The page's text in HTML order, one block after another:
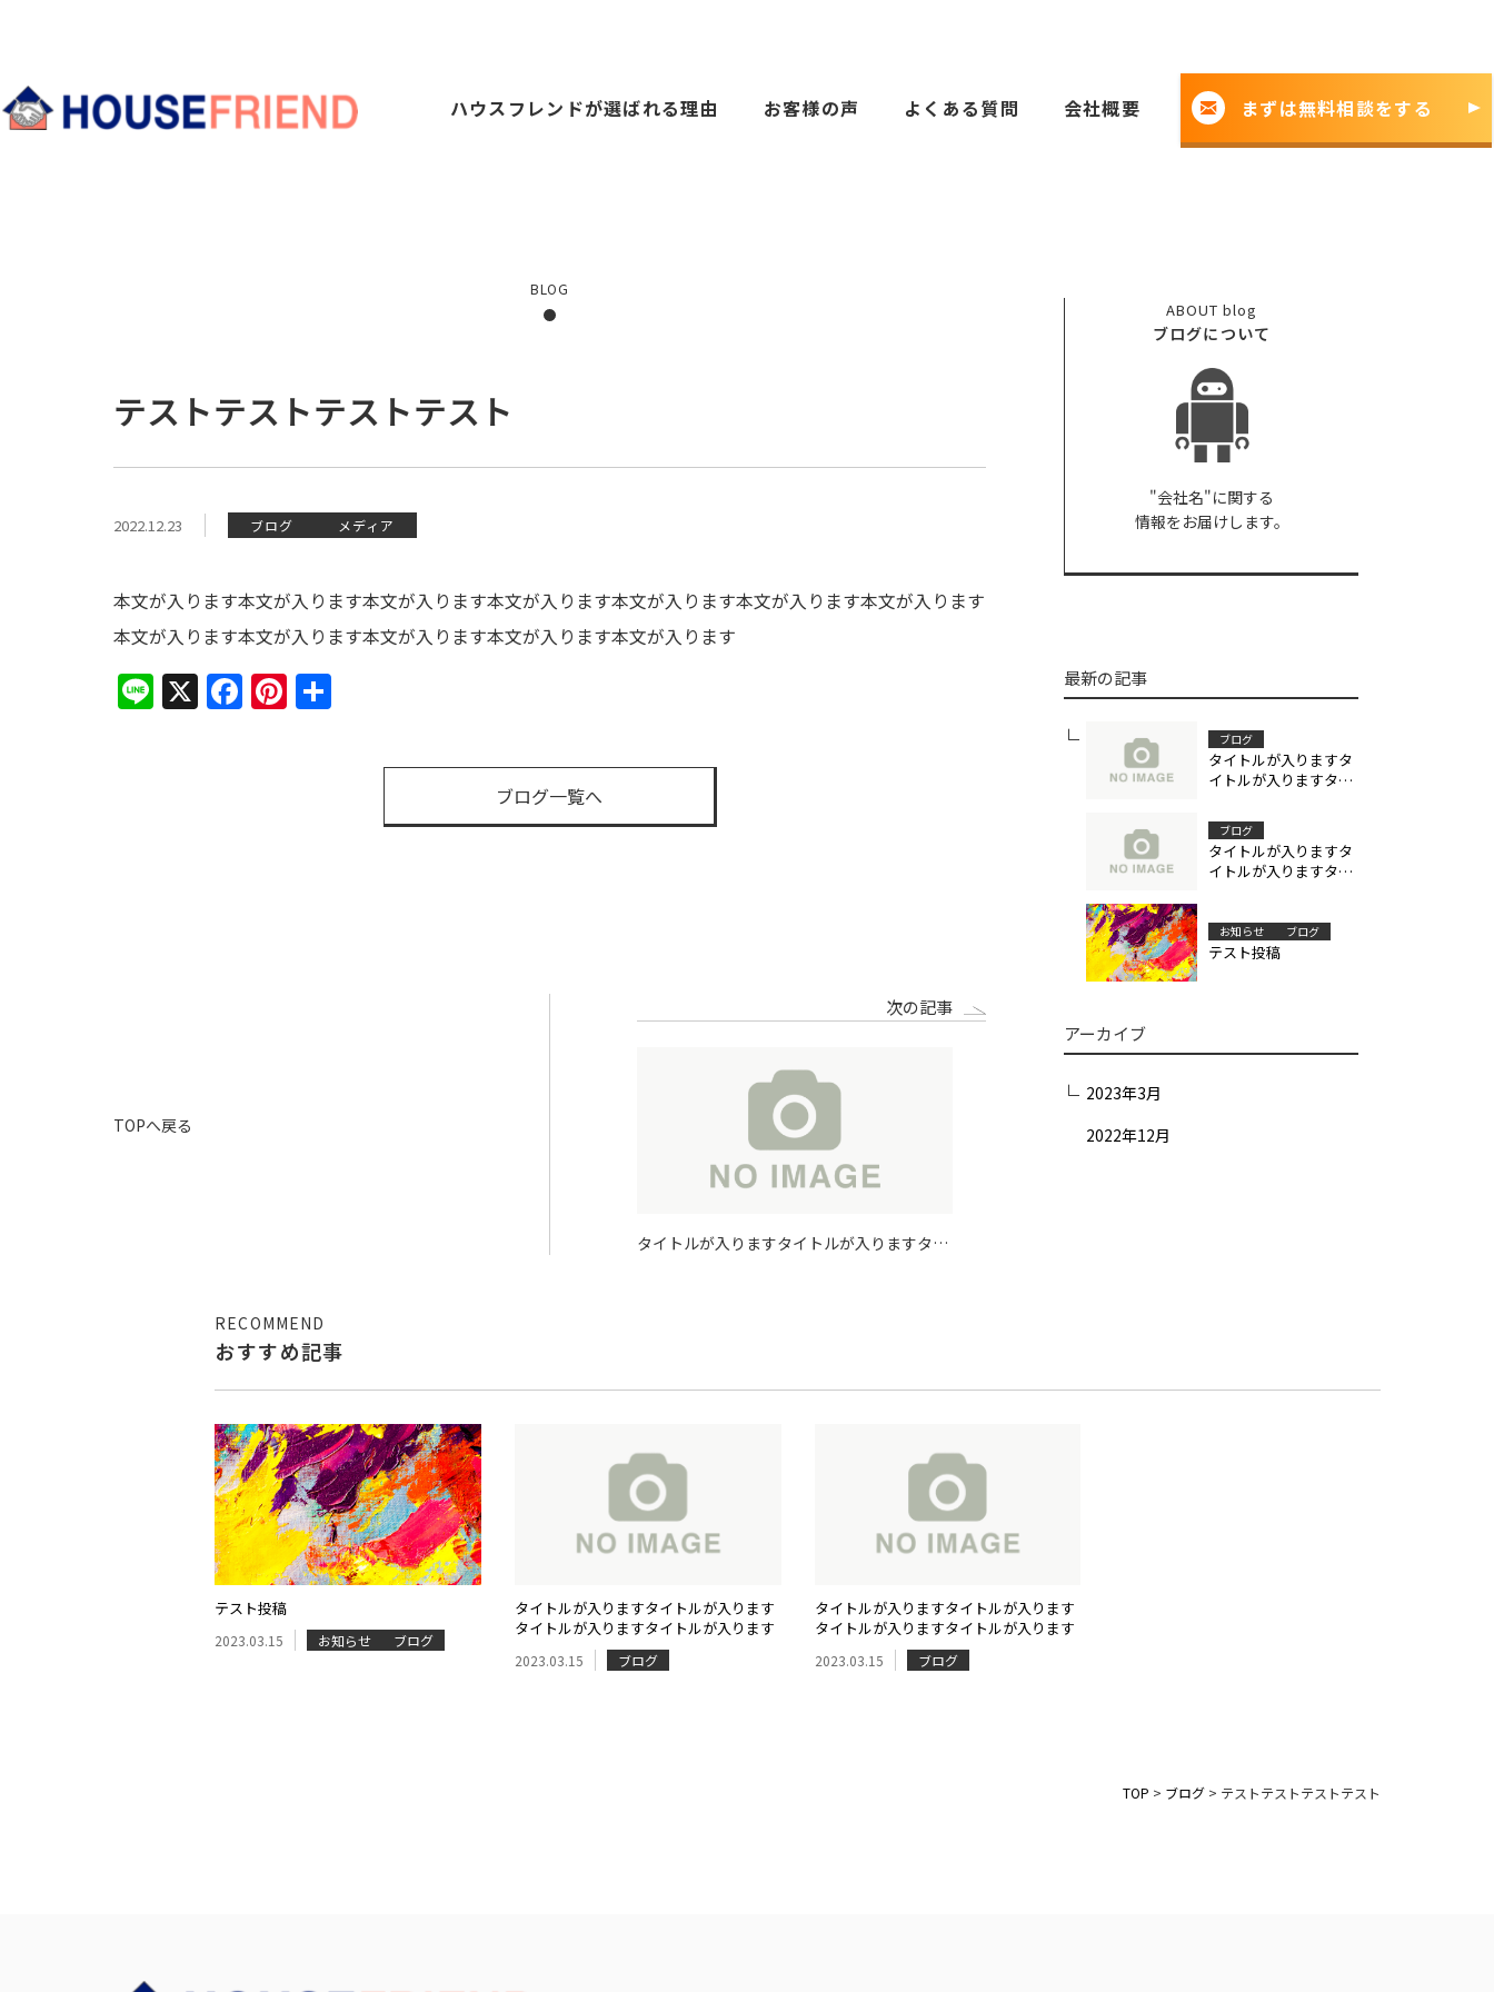
ハウスフレンドが選ばれる理由 お客様の声 よくある質問 会社概要 まずは無料相談をする
テストテストテストテスト
BLOG
2022.12.23 ブログ メディア
本文が入ります本文が入ります本文が入ります本文が入ります本文が入ります本文が入ります本文が入ります
本文が入ります本文が入ります本文が入ります本文が入ります本文が入ります
Line
X Facebook
Pinterest
ブログ一覧へ
TOPへ戻る
次の記事
タイトルが入りますタイトルが入りますタイ
ABOUTblog
ブログについて
"会社名"に関する
情報をお届けします。
最新の記事
ブログ
タイトルが入りますタ
イトルが入りますタイ
ルが入ります
ブログ
タイトルが入りますタ
イトルが入りますタイ
お知らせ ブログ
テスト投稿
アーカイブ
2023年3月
2022年12月
RECOMMEND
おすすめ記事
テスト投稿
2023.03.15 お知らせ ブログ
タイトルが入りますタイトルが入ります
タイトルが入りますタイトルが入ります
2023.03.15 ブログ
タイトルが入りますタイトルが入ります
タイトルが入りますタイトルが入ります
2023.03.15 ブログ
TOP > ブログ > テストテストテストテスト